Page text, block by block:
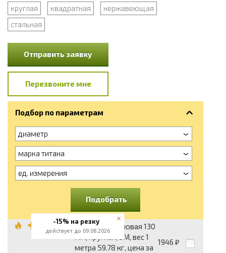
круглая квадратная
нержавеющая
стальная
Отправить заявку
Перезвоните мне
Подбор по параметрам
диаметр
марка титана
ед. измерения
Подобрать
Поковка титановая 130
мм, круглая, 3М, вес 1
метра 59.78 кг, цена за
1946 ₽
-15% на резку
действует до 09.08.2026